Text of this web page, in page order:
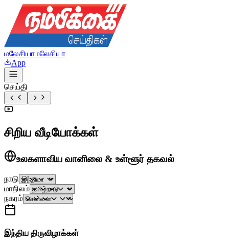
மலேசியாமலேசியா
App
செய்தி
சிறிய வீடியோக்கள்
உலகளாவிய வானிலை & உள்ளூர் தகவல்
நாடு
மாநிலம்
நகரம்
இந்திய திருவிழாக்கள்